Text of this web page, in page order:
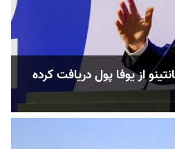
از یوفا پول دریافت کرده